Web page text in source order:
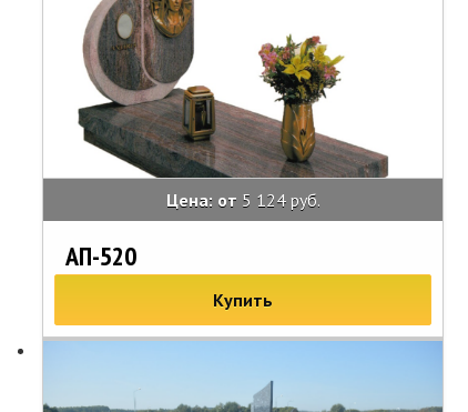
Цена: от 5 124 руб.
АП-520
Купить